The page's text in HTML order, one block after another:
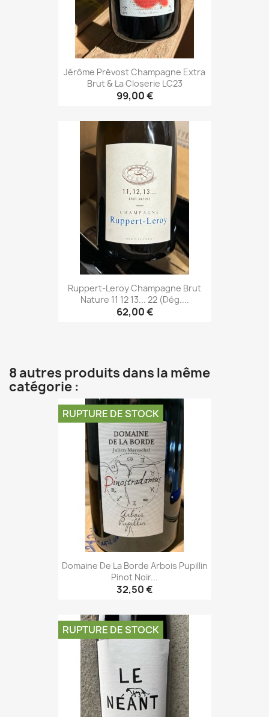
Jérôme Prévost Champagne Extra
Brut & La Closerie LC23
99,00 €
Ruppert-Leroy Champagne Brut
Nature 11 12 13... 22 (Dég....
62,00 €
8 autres produits dans la même
catégorie :
Domaine De La Borde Arbois Pupillin
Pinot Noir...
32,50 €
RUPTURE DE STOCK
RUPTURE DE STOCK